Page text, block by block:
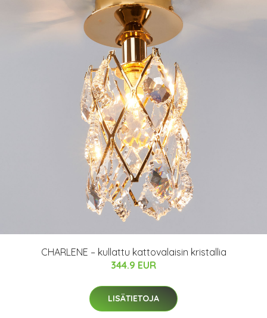
CHARLENE – kullattu kattovalaisin kristallia
344.9 EUR
LISÄTIETOJA